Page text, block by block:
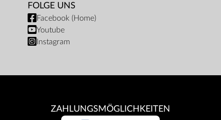
FOLGE UNS
Facebook (Home)
Youtube
Instagram
ZAHLUNGSMÖGLICHKEITEN